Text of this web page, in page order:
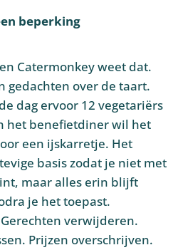
beperking
Catermonkey weet dat.
gedachten over de taart.
dag ervoor 12 vegetariërs
het benefietdiner wil het
een ijskarretje. Het
basis zodat je niet met
maar alles erin blijft
je het toepast.
verwijderen.
Prijzen overschrijven.